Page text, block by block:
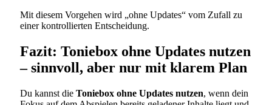
Mit diesem Vorgehen wird „ohne Updates“ vom Zufall zu
einer kontrollierten Entscheidung.
Fazit: Toniebox ohne Updates nutzen
– sinnvoll, aber nur mit klarem Plan
Du kannst die Toniebox ohne Updates nutzen, wenn dein